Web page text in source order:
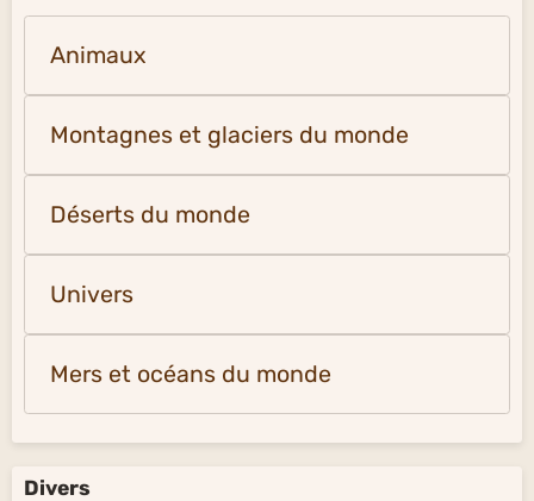
Animaux
Montagnes et glaciers du monde
Déserts du monde
Univers
Mers et océans du monde
Divers